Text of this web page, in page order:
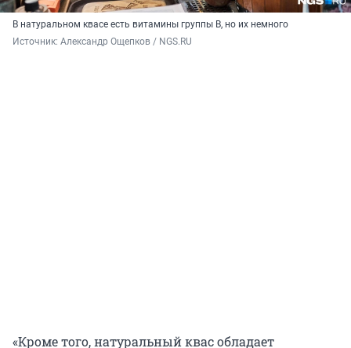
В натуральном квасе есть витамины группы В, но их немного
Источник: Александр Ощепков / NGS.RU
«Кроме того, натуральный квас обладает